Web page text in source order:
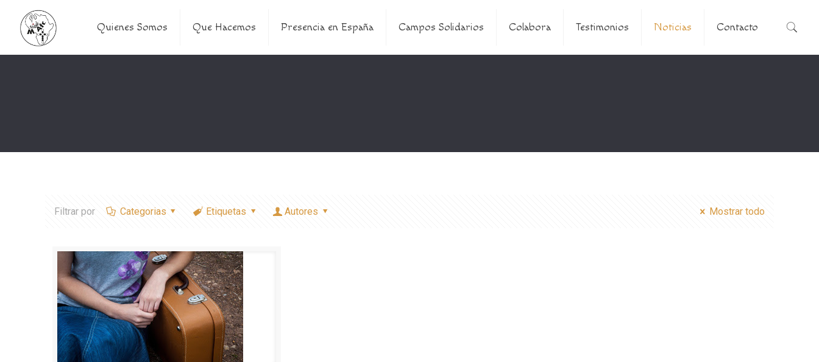
Quienes Somos Que Hacemos Presencia en España Campos Solidarios Colabora Testimonios Noticias Contacto
Filtrar por Categorias Etiquetas Autores Mostrar todo